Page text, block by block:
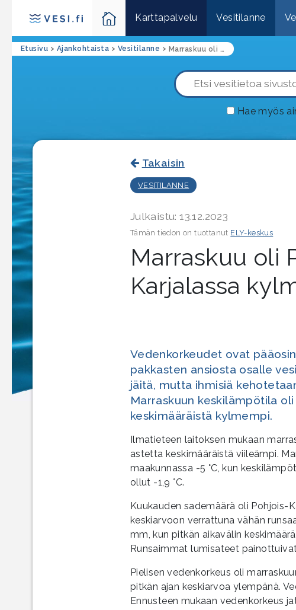
Karttapalvelu Vesitilanne
Etusivu > Ajankohtaista > Vesitilanne > Marraskuu oli Pohjois-Karjalassa kylmä ja luminen
Hae myös
Takaisin
VESITILANNE
Julkaistu: 13.12.2023
Tämän tiedon on tuottanut ELY-keskus
Marraskuu oli
Karjalassa
Vedenkorkeudet ovat
pakkasten ansiosta osalle
jäitä, mutta ihmisiä
Marraskuun keskilämpötila
keskimääräistä kylmempi.
Ilmatieteen laitoksen mukaan
astetta keskimääräistä viileämpi.
maakunnassa -5 °C, kun
ollut -1,9 °C.
Kuukauden sademäärä oli Pohjois-
keskiarvoon verrattuna vähän
mm, kun pitkän aikavälin
Runsaimmat lumisateet
Pielisen vedenkorkeus oli
pitkän ajan keskiarvoa ylempänä.
Ennusteen mukaan vedenkorkeus